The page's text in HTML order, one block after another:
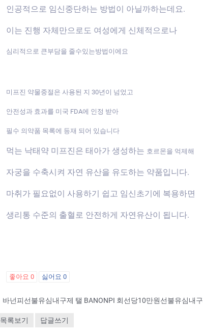
인공적으로 임신중단하는 방법이 아닐까하는데요.
이는 진행 자체만으로도 여성에게 신체적으로나
심리적으로 큰부담을 줄수있는방법이에요
미프진 약물중절은 사용된 지 30년이 넘었고
안전성과 효과를 미국 FDA에 인정 받아
필수 의약품 목록에 등재 되어 있습니다
먹는 낙태약 미프진은 태아가 생성하는 호르몬을 억제해
자궁을 수축시켜 자연 유산을 유도하는 약품입니다.
마취가 필요없이 사용하기 쉽고 임신초기에 복용하면
생리통 수준의 출혈로 안전하게 자연유산이 됩니다.
좋아요 0 싫어요 0
목록보기 답글쓰기